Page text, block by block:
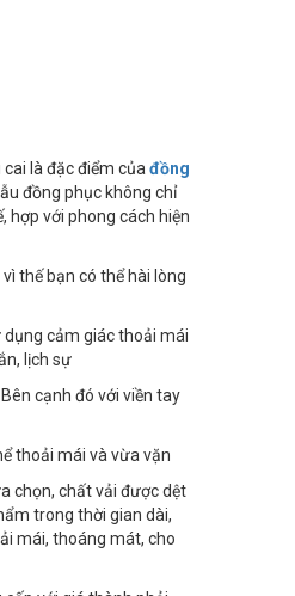
là đặc điểm của đồng
đồng phục không chỉ
hợp với phong cách hiện
thế bạn có thể hài lòng
cảm giác thoải mái
lịch sự
cạnh đó với viền tay
thoải mái và vừa vặn
chọn, chất vải được dệt
trong thời gian dài,
mái, thoáng mát, cho